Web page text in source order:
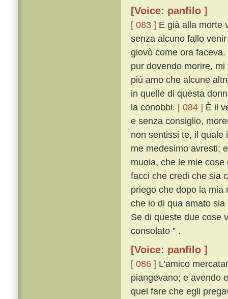
[Voice: panfilo ]
[ 083 ] E già alla morte
senza alcuno fallo
giovò come ora
pur dovendo morire,
piú amo che alcune
in quelle di questa
la conobbi. [ 084 ] È il
e senza consiglio,
non sentissi te, il quale
me medesimo avresti;
muoia, che le mie
facci che credi che sia
priego che dopo la mia
che io di qua amato
Se di queste due cose
consolato ” .
[Voice: panfilo ]
[ 086 ] L'amico
piangevano; e avendo
quel fare che egli